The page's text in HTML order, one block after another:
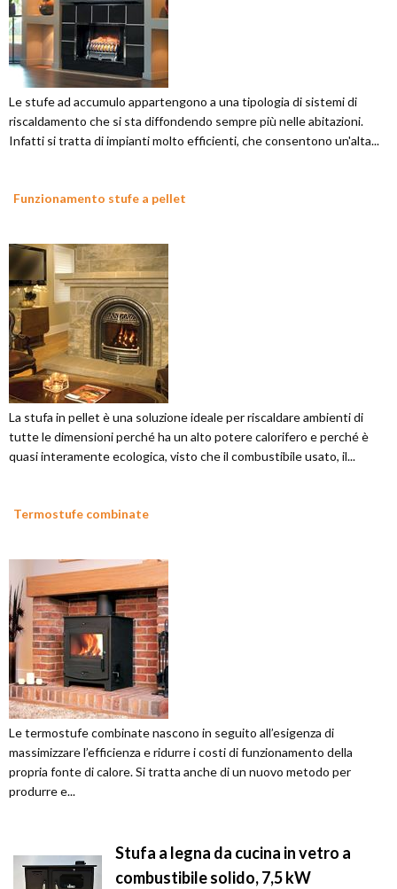
Le stufe ad accumulo appartengono a una tipologia di sistemi di
riscaldamento che si sta diffondendo sempre più nelle abitazioni.
Infatti si tratta di impianti molto efficienti, che consentono un'alta...
Funzionamento stufe a pellet
La stufa in pellet è una soluzione ideale per riscaldare ambienti di
tutte le dimensioni perché ha un alto potere calorifero e perché è
quasi interamente ecologica, visto che il combustibile usato, il...
Termostufe combinate
Le termostufe combinate nascono in seguito all’esigenza di
massimizzare l’efficienza e ridurre i costi di funzionamento della
propria fonte di calore. Si tratta anche di un nuovo metodo per
produrre e...
Stufa a legna da cucina in vetro a
combustibile solido, 7,5 kW